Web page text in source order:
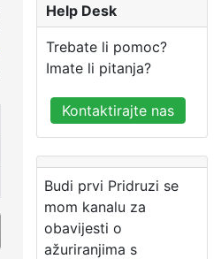
Help Desk
Trebate li pomoc?
Imate li pitanja?
Kontaktirajte nas
Budi prvi Pridruzi se
mom kanalu za
obavijesti o
ažuriranjima s